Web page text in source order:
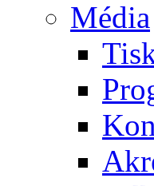
Média